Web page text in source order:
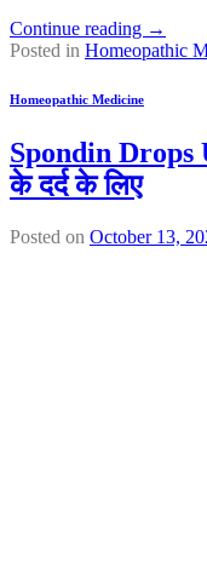
Continue reading →
Posted in Homeopathic
Homeopathic Medicine
Spondin Drops
के दर्द के लिए
Posted on October 13,